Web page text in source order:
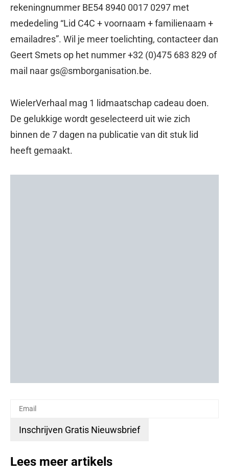
rekeningnummer BE54 8940 0017 0297 met
mededeling “Lid C4C + voornaam + familienaam +
emailadres”. Wil je meer toelichting, contacteer dan
Geert Smets op het nummer +32 (0)475 683 829 of
mail naar gs@smborganisation.be.
WielerVerhaal mag 1 lidmaatschap cadeau doen.
De gelukkige wordt geselecteerd uit wie zich
binnen de 7 dagen na publicatie van dit stuk lid
heeft gemaakt.
Lees meer artikels